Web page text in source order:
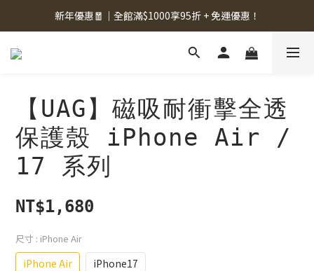
新年優惠🧧｜全館滿$1000享95折 + 免運優惠！
【UAG】磁吸耐衝擊全透
保護殼 iPhone Air /
17 系列
NT$1,680
尺寸 : iPhone Air
iPhone Air iPhone17